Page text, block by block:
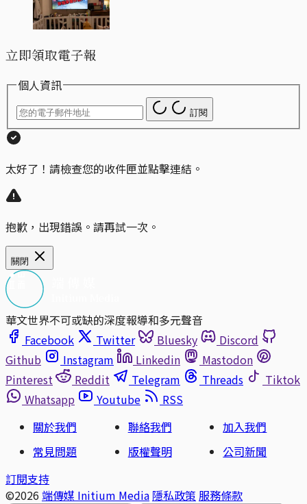
立即領取電子報
個人資訊
訂閱
太好了！請檢查您的收件匣並點擊連結。
抱歉，出現錯誤。請再試一次。
關閉
華文世界不可或缺的深度報導和多元聲音
Facebook
Twitter Bluesky
Discord
Github
Instagram Linkedin
Mastodon
Pinterest
Reddit Telegram Threads
Tiktok
Whatsapp
Youtube
RSS
關於我們
聯絡我們
加入我們
常見問題
版權聲明
公司新聞
訂閱支持
©2026 端傳媒 Initium Media 隱私政策 服務條款